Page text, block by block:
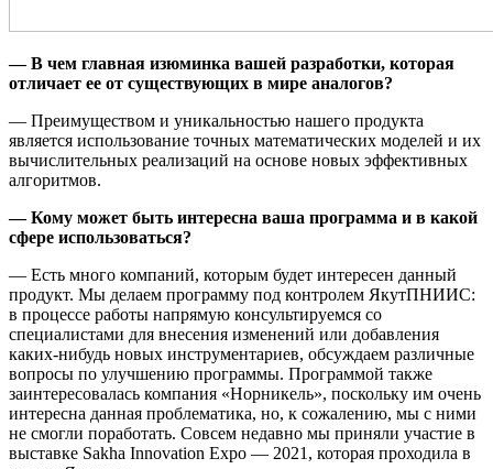
— В чем главная изюминка вашей разработки, которая
отличает ее от существующих в мире аналогов?
— Преимуществом и уникальностью нашего продукта
является использование точных математических моделей и их
вычислительных реализаций на основе новых эффективных
алгоритмов.
— Кому может быть интересна ваша программа и в какой
сфере использоваться?
— Есть много компаний, которым будет интересен данный
продукт. Мы делаем программу под контролем ЯкутПНИИС:
в процессе работы напрямую консультируемся со
специалистами для внесения изменений или добавления
каких-нибудь новых инструментариев, обсуждаем различные
вопросы по улучшению программы. Программой также
заинтересовалась компания «Норникель», поскольку им очень
интересна данная проблематика, но, к сожалению, мы с ними
не смогли поработать. Совсем недавно мы приняли участие в
выставке Sakha Innovation Expo — 2021, которая проходила в